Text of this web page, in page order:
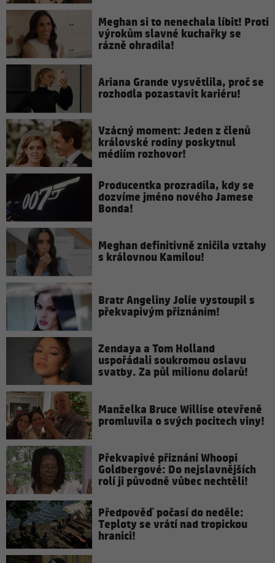
Meghan si to nenechala líbit! Proti
výrokům slavné kuchařky se
rázně ohradila!
Ariana Grande vysvětlila, proč se
rozhodla pozastavit kariéru!
Vzácný moment: Jeden z členů
královské rodiny poskytnul
médiím rozhovor!
Producentka prozradila, kdy se
dozvíme jméno nového Jamese
Bonda!
Meghan definitivně zničila vztahy
s královnou Kamilou!
Bratr Angeliny Jolie vystoupil s
překvapivým přiznáním!
Zendaya a Tom Holland
uspořádali soukromou oslavu
svatby. Za půl milionu dolarů!
Manželka Bruce Willise otevřeně
promluvila o svých pocitech viny!
Překvapivé přiznání Whoopi
Goldbergové: Do nejslavnějších
rolí ji původně vůbec nechtěli!
Předpověď počasí do neděle:
Teploty se vrátí nad tropickou
hranici!